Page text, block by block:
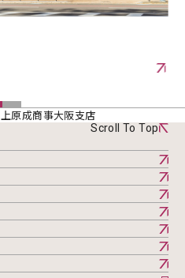
上原成商事大阪支店
Scroll To Top